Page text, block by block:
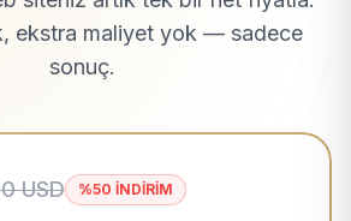
ekstra maliyet yok — sadece
sonuç.
USD %50 İNDİRİM